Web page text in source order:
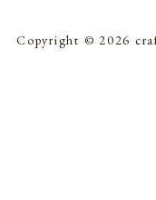
Copyright © 2026